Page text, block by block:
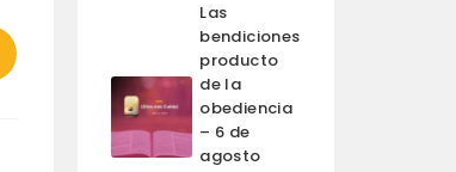
Las
bendiciones
producto
de la
obediencia
– 6 de
agosto